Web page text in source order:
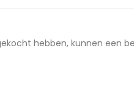
hebben, kunnen een